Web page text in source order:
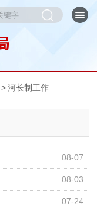
> 河长制工作
08-07
08-03
07-24